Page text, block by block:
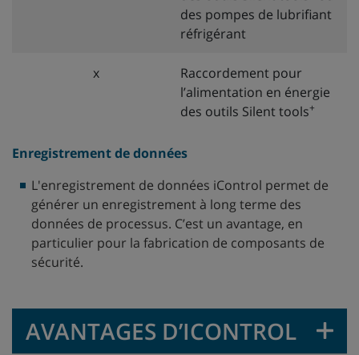
des pompes de lubrifiant
réfrigérant
x
Raccordement pour
l’alimentation en énergie
des outils Silent tools+
Enregistrement de données
L'enregistrement de données iControl permet de
générer un enregistrement à long terme des
données de processus. C’est un avantage, en
particulier pour la fabrication de composants de
sécurité.
AVANTAGES D’ICONTROL